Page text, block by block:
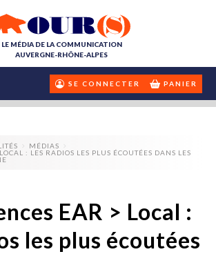
LE MÉDIA DE LA COMMUNICATION
AUVERGNE-RHÔNE-ALPES
SE CONNECTER PANIER
MÉDIAS
: LES RADIOS LES PLUS ÉCOUTÉES DANS LES
EAR > Local :
les plus écoutées